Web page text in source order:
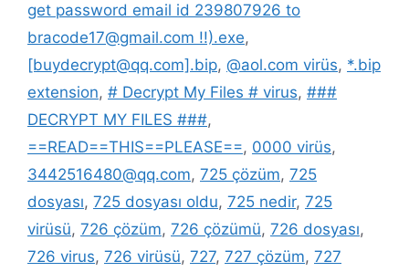
get password email id 239807926 to
bracode17@gmail.com !!).exe,
[buydecrypt@qq.com].bip, @aol.com virüs, *.bip
extension, # Decrypt My Files # virus, ###
DECRYPT MY FILES ###,
==READ==THIS==PLEASE==, 0000 virüs,
3442516480@qq.com, 725 çözüm, 725
dosyası, 725 dosyası oldu, 725 nedir, 725
virüsü, 726 çözüm, 726 çözümü, 726 dosyası,
726 virus, 726 virüsü, 727, 727 çözüm, 727